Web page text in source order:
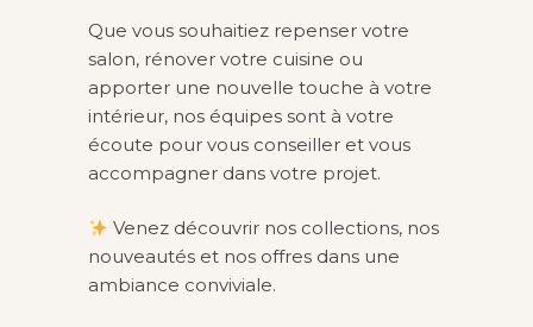
Que vous souhaitiez repenser votre
salon, rénover votre cuisine ou
apporter une nouvelle touche à votre
intérieur, nos équipes sont à votre
écoute pour vous conseiller et vous
accompagner dans votre projet.
Venez découvrir nos collections, nos
nouveautés et nos offres dans une
ambiance conviviale.